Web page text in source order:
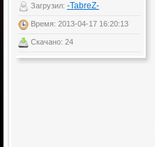
Загрузил: -TabreZ-
Время: 2013-04-17 16:20:13
Скачано: 24